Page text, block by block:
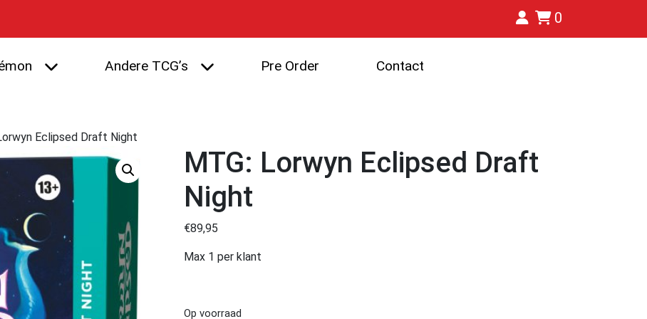
0
Andere TCG’s Pre Order Contact
Eclipsed Draft Night
MTG: Lorwyn Eclipsed Draft
Night
€89,95
Max 1 per klant
Op voorraad